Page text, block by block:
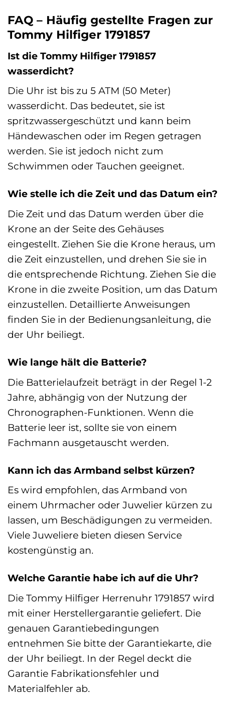
FAQ – Häufig gestellte Fragen zur
Tommy Hilfiger 1791857
Ist die Tommy Hilfiger 1791857
wasserdicht?
Die Uhr ist bis zu 5 ATM (50 Meter)
wasserdicht. Das bedeutet, sie ist
spritzwassergeschützt und kann beim
Händewaschen oder im Regen getragen
werden. Sie ist jedoch nicht zum
Schwimmen oder Tauchen geeignet.
Wie stelle ich die Zeit und das Datum ein?
Die Zeit und das Datum werden über die
Krone an der Seite des Gehäuses
eingestellt. Ziehen Sie die Krone heraus, um
die Zeit einzustellen, und drehen Sie sie in
die entsprechende Richtung. Ziehen Sie die
Krone in die zweite Position, um das Datum
einzustellen. Detaillierte Anweisungen
finden Sie in der Bedienungsanleitung, die
der Uhr beiliegt.
Wie lange hält die Batterie?
Die Batterielaufzeit beträgt in der Regel 1-2
Jahre, abhängig von der Nutzung der
Chronographen-Funktionen. Wenn die
Batterie leer ist, sollte sie von einem
Fachmann ausgetauscht werden.
Kann ich das Armband selbst kürzen?
Es wird empfohlen, das Armband von
einem Uhrmacher oder Juwelier kürzen zu
lassen, um Beschädigungen zu vermeiden.
Viele Juweliere bieten diesen Service
kostengünstig an.
Welche Garantie habe ich auf die Uhr?
Die Tommy Hilfiger Herrenuhr 1791857 wird
mit einer Herstellergarantie geliefert. Die
genauen Garantiebedingungen
entnehmen Sie bitte der Garantiekarte, die
der Uhr beiliegt. In der Regel deckt die
Garantie Fabrikationsfehler und
Materialfehler ab.